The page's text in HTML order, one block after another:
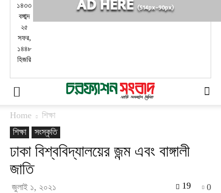
১৪৩৩
বঙ্গাব্দ
২৫
সফর,
১৪৪৮
হিজরি
Home
শিক্ষা
শিক্ষা
সংস্কৃতি
ঢাকা বিশ্ববিদ্যালয়ের জন্ম এবং বাঙ্গালী
জাতি
জুলাই ১, ২০২১ 0
19